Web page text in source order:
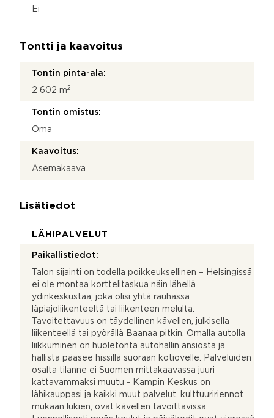
Ei
Tontti ja kaavoitus
Tontin pinta-ala:
2 602 m2
Tontin omistus:
Oma
Kaavoitus:
Asemakaava
Lisätiedot
LÄHIPALVELUT
Paikallistiedot:
Talon sijainti on todella poikkeuksellinen – Helsingissä
ei ole montaa korttelitaskua näin lähellä
ydinkeskustaa, joka olisi yhtä rauhassa
läpiajoliikenteeltä tai liikenteen melulta.
Tavoitettavuus on täydellinen kävellen, julkisella
liikenteellä tai pyörällä Baanaa pitkin. Omalla autolla
liikkuminen on huoletonta autohallin ansiosta ja
hallista pääsee hissillä suoraan kotiovelle. Palveluiden
osalta tilanne ei Suomen mittakaavassa juuri
kattavammaksi muutu - Kampin Keskus on
lähikauppasi ja kaikki muut palvelut, kulttuuririennot
mukaan lukien, ovat kävellen tavoittavissa.